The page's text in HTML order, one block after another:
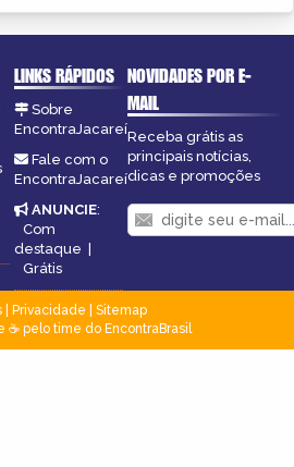
LINKS RÁPIDOS
Sobre
EncontraJacareí
Fale com o
EncontraJacareí
ANUNCIE:
Com
destaque |
Grátis
NOVIDADES POR E-
MAIL
Receba grátis as
principais notícias,
dicas e promoções
| Privacidade
Sitemap
pelo time do EncontraBrasil